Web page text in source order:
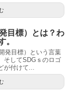
目標）とは？わ
。
発目標）という言葉
そしてSDGｓのロゴ
が付けて...